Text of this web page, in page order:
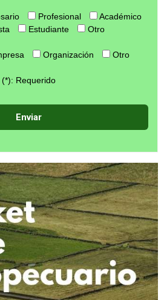
Profesional
Académico
Estudiante Otro
Organización Otro
(*): Requerido